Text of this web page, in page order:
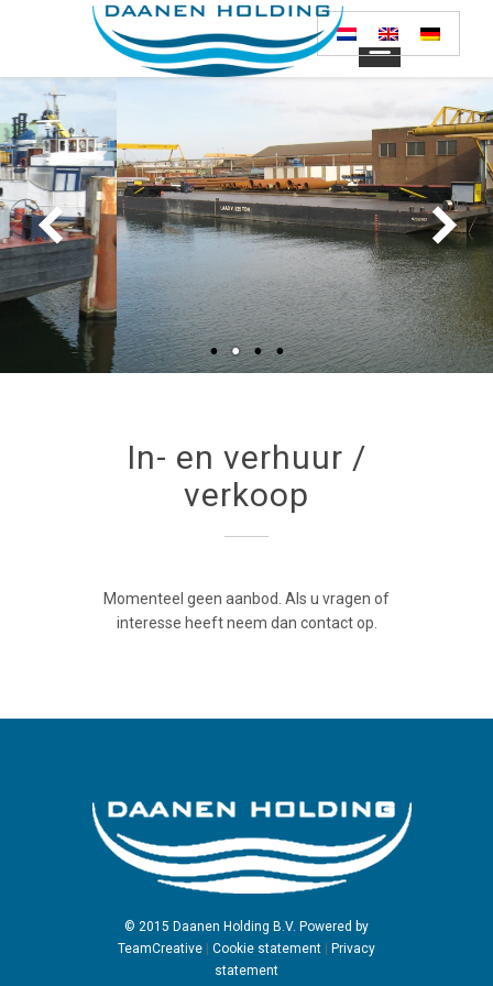
In- en verhuur /
verkoop
Momenteel geen aanbod. Als u vragen of
interesse heeft neem dan contact op.
© 2015 Daanen Holding B.V. Powered by
TeamCreative | Cookie statement | Privacy
statement